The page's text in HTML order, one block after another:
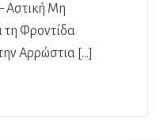
Αστική Μη
τη Φροντίδα
Αρρώστια [...]